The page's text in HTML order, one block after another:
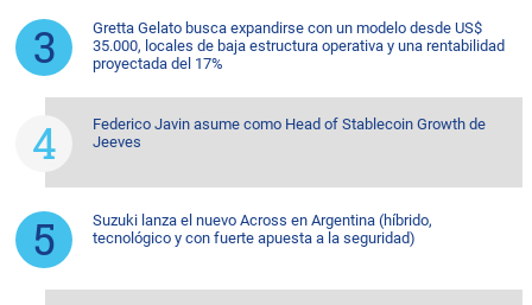
Gretta Gelato busca expandirse con un modelo desde US$
35.000, locales de baja estructura operativa y una rentabilidad
proyectada del 17%
Federico Javin asume como Head of Stablecoin Growth de
Jeeves
Suzuki lanza el nuevo Across en Argentina (híbrido,
tecnológico y con fuerte apuesta a la seguridad)